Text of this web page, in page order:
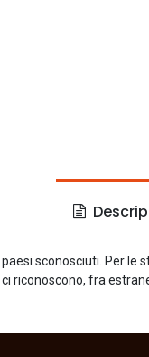
sconosciuti. Per
fra